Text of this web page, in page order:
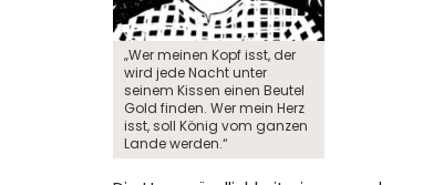
„Wer meinen Kopf isst, der
wird jede Nacht unter
seinem Kissen einen Beutel
Gold finden. Wer mein Herz
isst, soll König vom ganzen
Lande werden.“